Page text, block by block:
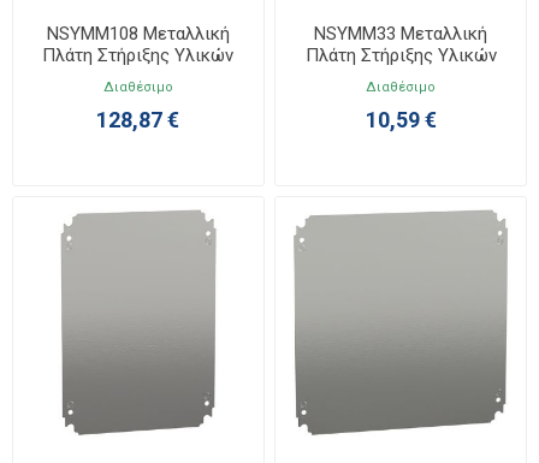
NSYMM108 Μεταλλική
Πλάτη Στήριξης Υλικών
Υ1000ΧΠ800
Διαθέσιμο
128,87 €
NSYMM33 Μεταλλική
Πλάτη Στήριξης Υλικών
Υ300ΧΠ300
Διαθέσιμο
10,59 €